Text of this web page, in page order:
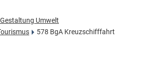
Umwelt
578 BgA Kreuzschifffahrt